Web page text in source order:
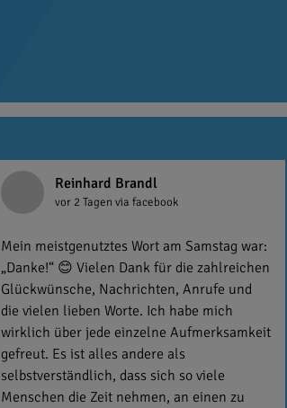
Reinhard Brandl
vor 2 Tagen via facebook
Mein meistgenutztes Wort am Samstag war:
„Danke!“ 😊 Vielen Dank für die zahlreichen
Glückwünsche, Nachrichten, Anrufe und
die vielen lieben Worte. Ich habe mich
wirklich über jede einzelne Aufmerksamkeit
gefreut. Es ist alles andere als
selbstverständlich, dass sich so viele
Menschen die Zeit nehmen, an einen zu